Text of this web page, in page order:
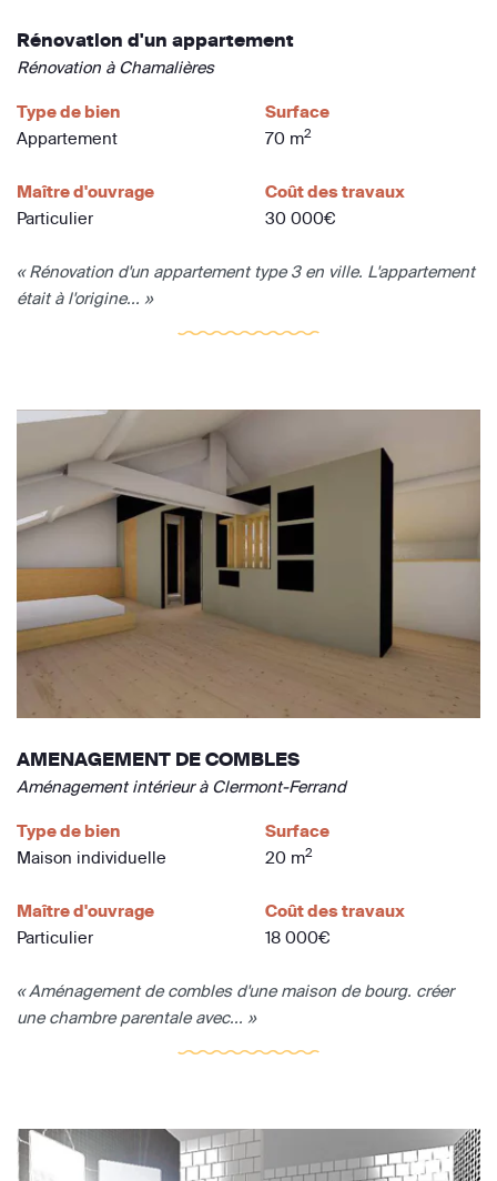
Rénovation d'un appartement
Rénovation à Chamalières
Type de bien
Appartement
Surface
70 m2
Maître d'ouvrage
Particulier
Coût des travaux
30 000€
« Rénovation d'un appartement type 3 en ville. L'appartement
était à l'origine... »
AMENAGEMENT DE COMBLES
Aménagement intérieur à Clermont-Ferrand
Type de bien
Maison individuelle
Surface
20 m2
Maître d'ouvrage
Particulier
Coût des travaux
18 000€
« Aménagement de combles d'une maison de bourg. créer
une chambre parentale avec... »